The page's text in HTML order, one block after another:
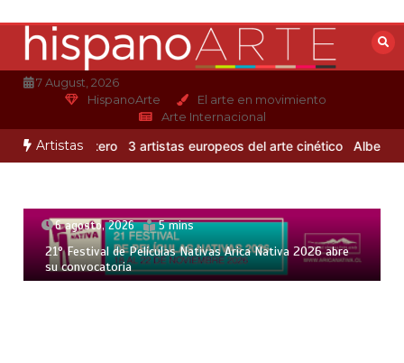
contenido
7 August, 2026
HispanoArte
El arte en movimiento
Arte Internacional
Artistas
Otero 3 artistas europeos del arte cinético Albert
6 agosto, 2026 5 mins
21° Festival de Películas Nativas Arica Nativa 2026 abre
su convocatoria